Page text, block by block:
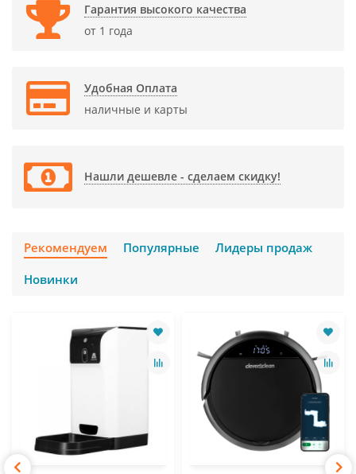
Гарантия высокого качества
от 1 года
Удобная Оплата
наличные и карты
Нашли дешевле - сделаем скидку!
Рекомендуем Популярные
Лидеры продаж
Новинки